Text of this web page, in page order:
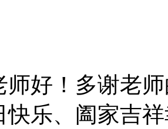
师好！多谢老
快乐、阖家吉